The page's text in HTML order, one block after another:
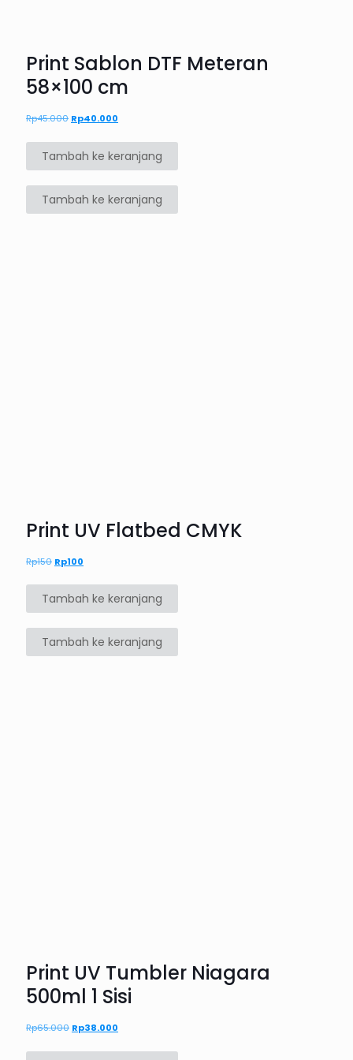
Print Sablon DTF Meteran
58×100 cm
Rp45.000 Harga
Rp45.000.
Rp40.000
adalah:
Tambah ke keranjang
Tambah ke keranjang
Print UV Flatbed CMYK
Rp150 Harga
adalah:
Rp150.
Rp100
ini
adalah:
Tambah ke keranjang
Tambah ke keranjang
Print UV Tumbler Niagara
500ml 1 Sisi
Rp65.000 Harga
Rp38.000